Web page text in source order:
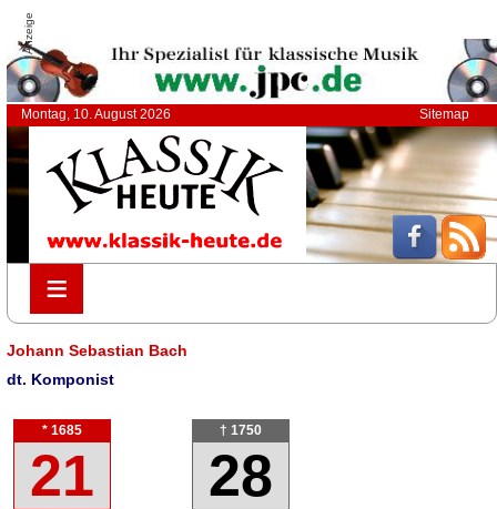
Anzeige
Montag, 10. August 2026 Sitemap
≡
≡
Johann Sebastian Bach
dt. Komponist
* 1685
21
† 1750
28